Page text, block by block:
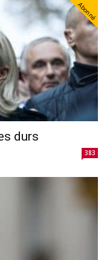
Abonné
durs
383